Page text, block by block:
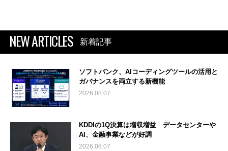
NEW ARTICLES 新着記事
ソフトバンク、AIコーディングツールの活用と
ガバナンスを両立する新機能
2026.08.07
KDDIの1Q決算は増収増益 データセンターや
AI、金融事業などが好調
2026.08.07